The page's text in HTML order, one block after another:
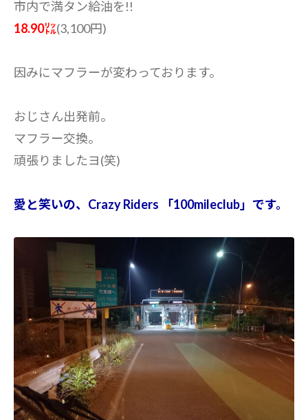
市内で満タン給油を!!
18.90㍑(3,100円)
因みにマフラーが変わっております。
おじさん出発前。
マフラー交換。
頑張りましたヨ(笑)
愛と笑いの、Crazy Riders 「100mileclub」です。